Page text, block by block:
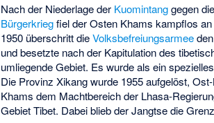
Nach der Niederlage der Kuomintanggegen die
Bürgerkriegfiel der Osten Khams kampflos
1950 überschritt dieVolksbefreiungsarmee
und besetzte nach der Kapitulation des
umliegende Gebiet. Es wurde als ein
Die Provinz Xikang wurde 1955 aufgelöst,
Khams dem Machtbereich der Lhasa-
Gebiet Tibet. Dabei blieb der Jangtse die